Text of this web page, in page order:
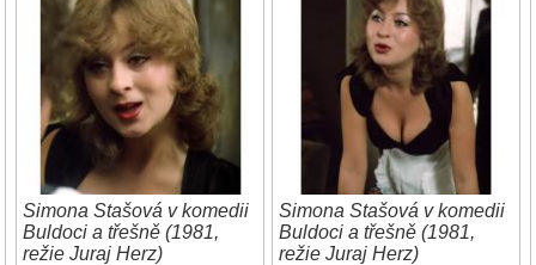
Simona Stašová v komedii
Buldoci a třešně (1981,
režie Juraj Herz)
Simona Stašová v komedii
Buldoci a třešně (1981,
režie Juraj Herz)